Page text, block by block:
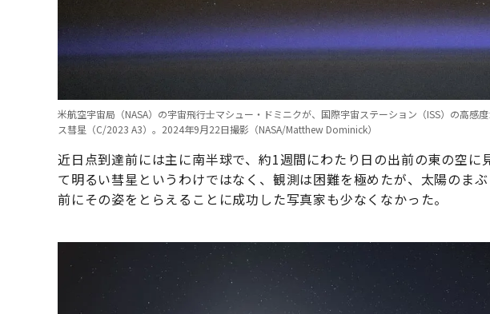
米航空宇宙局（NASA）の宇宙飛行士マシュー・ドミニクが、国際宇宙ステーション（ISS）の高感
ス彗星（C/2023 A3）。2024年9月22日撮影（NASA/Matthew Dominick）
近日点到達前には主に南半球で、約1週間にわたり日の出前の東の空に
て明るい彗星というわけではなく、観測は困難を極めたが、太陽のま
前にその姿をとらえることに成功した写真家も少なくなかった。